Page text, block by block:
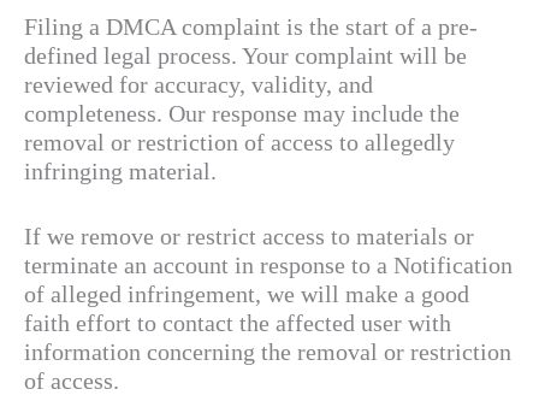
Filing a DMCA complaint is the start of a pre-
defined legal process. Your complaint will be
reviewed for accuracy, validity, and
completeness. Our response may include the
removal or restriction of access to allegedly
infringing material.
If we remove or restrict access to materials or
terminate an account in response to a Notification
of alleged infringement, we will make a good
faith effort to contact the affected user with
information concerning the removal or restriction
of access.